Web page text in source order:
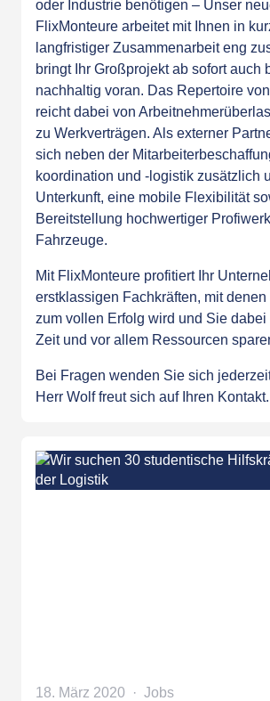
oder Industrie benötigen – Unser
FlixMonteure arbeitet mit Ihnen in
langfristiger Zusammenarbeit eng
bringt Ihr Großprojekt ab sofort auch
nachhaltig voran. Das Repertoire
reicht dabei von
zu Werkverträgen. Als externer
sich neben der
koordination und -logistik zusätzlich
Unterkunft, eine mobile Flexibilität
Bereitstellung hochwertiger
Fahrzeuge.
Mit FlixMonteure profitiert Ihr
erstklassigen Fachkräften, mit
zum vollen Erfolg wird und Sie dabei
Zeit und vor allem Ressourcen
Bei Fragen wenden Sie sich
Herr Wolf freut sich auf Ihren Kontakt.
18. März 2020 Jobs